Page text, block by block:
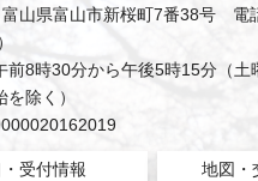
山県富山市新桜町7番38号 電
前8時30分から午後5時15分（土
除く）
受付情報 地図・